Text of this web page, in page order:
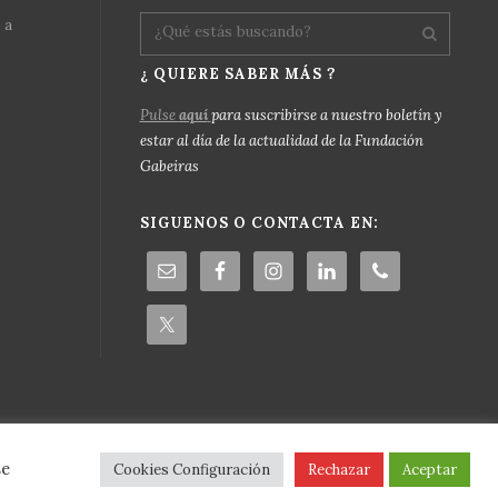
a
¿ QUIERE SABER MÁS ?
Pulseaquí para suscribirse a nuestro boletín y
estar al día de la actualidad de la Fundación
Gabeiras
SIGUENOS O CONTACTA EN:
Cookies Configuración Rechazar Aceptar